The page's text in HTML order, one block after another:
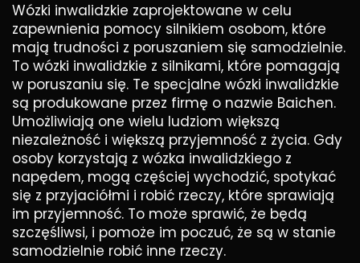
Wózki inwalidzkie zaprojektowane w celu
zapewnienia pomocy silnikiem osobom, które
mają trudności z poruszaniem się samodzielnie.
To wózki inwalidzkie z silnikami, które pomagają
w poruszaniu się. Te specjalne wózki inwalidzkie
są produkowane przez firmę o nazwie Baichen.
Umożliwiają one wielu ludziom większą
niezależność i większą przyjemność z życia. Gdy
osoby korzystają z wózka inwalidzkiego z
napędem, mogą częściej wychodzić, spotykać
się z przyjaciółmi i robić rzeczy, które sprawiają
im przyjemność. To może sprawić, że będą
szczęśliwsi, i pomoże im poczuć, że są w stanie
samodzielnie robić inne rzeczy.